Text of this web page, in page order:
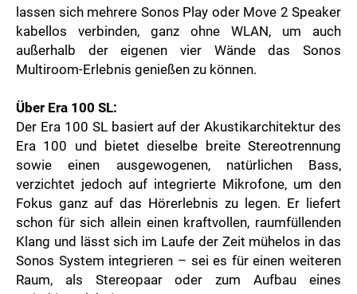
lassen sich mehrere Sonos Play oder Move 2 Speaker
kabellos verbinden, ganz ohne WLAN, um auch
außerhalb der eigenen vier Wände das Sonos
Multiroom-Erlebnis genießen zu können.
Über Era 100 SL:
Der Era 100 SL basiert auf der Akustikarchitektur des
Era 100 und bietet dieselbe breite Stereotrennung
sowie einen ausgewogenen, natürlichen Bass,
verzichtet jedoch auf integrierte Mikrofone, um den
Fokus ganz auf das Hörerlebnis zu legen. Er liefert
schon für sich allein einen kraftvollen, raumfüllenden
Klang und lässt sich im Laufe der Zeit mühelos in das
Sonos System integrieren – sei es für einen weiteren
Raum, als Stereopaar oder zum Aufbau eines